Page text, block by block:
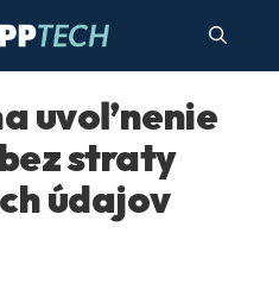
uvoľnenie
straty
údajov